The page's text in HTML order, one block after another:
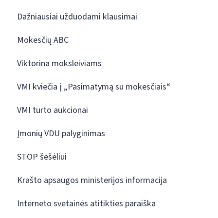
Dažniausiai užduodami klausimai
Mokesčių ABC
Viktorina moksleiviams
VMI kviečia į „Pasimatymą su mokesčiais“
VMI turto aukcionai
Įmonių VDU palyginimas
STOP šešėliui
Krašto apsaugos ministerijos informacija
Interneto svetainės atitikties paraiška